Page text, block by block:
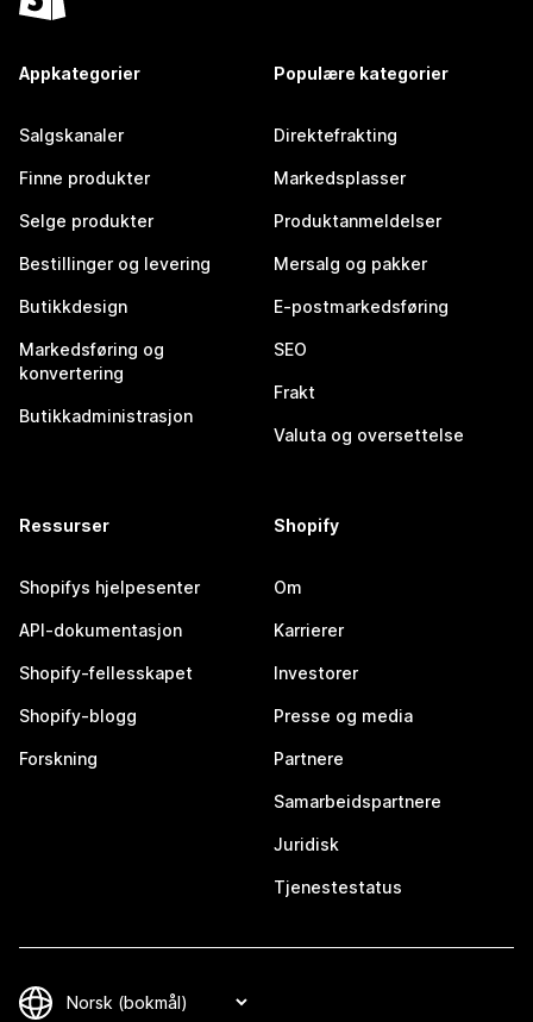
Appkategorier
Salgskanaler
Finne produkter
Selge produkter
Bestillinger og levering
Butikkdesign
Markedsføring og
konvertering
Butikkadministrasjon
Populære kategorier
Direktefrakting
Markedsplasser
Produktanmeldelser
Mersalg og pakker
E-postmarkedsføring
SEO
Frakt
Valuta og oversettelse
Ressurser
Shopifys hjelpesenter
API-dokumentasjon
Shopify-fellesskapet
Shopify-blogg
Forskning
Shopify
Om
Karrierer
Investorer
Presse og media
Partnere
Samarbeidspartnere
Juridisk
Tjenestestatus